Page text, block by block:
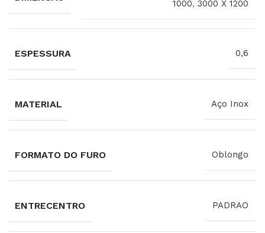
1000,3000 X 1200
ESPESSURA 0,6
MATERIAL Aço Inox
FORMATO DO FURO Oblongo
ENTRECENTRO PADRAO